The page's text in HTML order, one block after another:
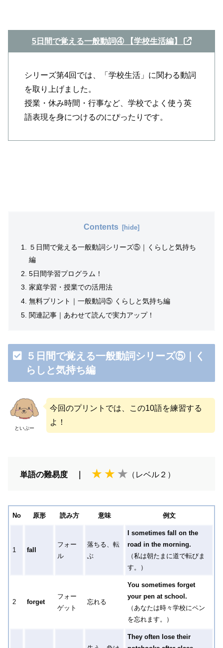
5日間で覚える一般動詞④ 【学校生活編】
シリーズ第4回では、「学校生活」に関わる動詞
を取り上げました。
授業・休み時間・行事など、学校でよく使う英
語表現を身につけるのにぴったりです。
Contents
５日間で覚える一般動詞シリーズ⑤｜くらしと気持ち
編
5日間学習プログラム！
家庭学習・授業での活用法
無料プリント｜一般動詞⑤ くらしと気持ち編
関連記事｜あわせて読んで実力アップ！
５日間で覚える一般動詞シリーズ⑤｜く
らしと気持ち編
といぷー
今回のプリントでは、この10語を練習する
よ！
単語の難易度 ｜ ★ ★ ★ （レベル２）
No 原形 読み方 意味 例文
1 fall
フォー
ル
落ちる、転
ぶ
I sometimes fall on the
road in the morning.
（私は朝たまに道で転びま
す。）
2 forget
フォー
ゲット
忘れる
You sometimes forget
your pen at school.
（あなたは時々学校にペン
を忘れます。）
They often lose their